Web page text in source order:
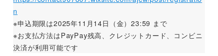
n
※申込期限は2025年11月14日（金）23:59 まで
※お支払方法はPayPay残高、クレジットカード、コンビニ
決済が利用可能です